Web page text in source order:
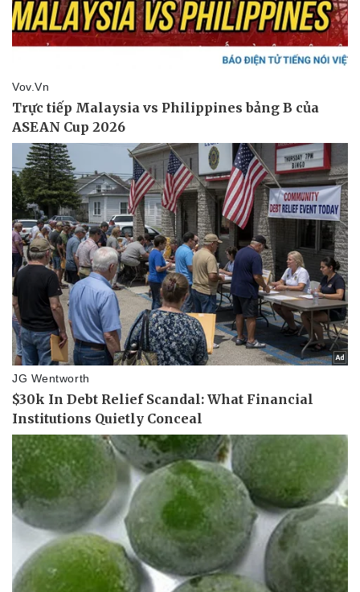
Thông tin doanh nghiệp
Doanh nghiệp 24h
Doanh nhân
Vì cộng đồng
Sành điệu
Trải nghiệm
Chuyển đổi số
Sức khỏe
Đời sống